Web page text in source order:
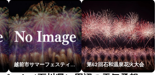
越前市サマーフェスティバル花火大会 第62回石和温泉花火大会